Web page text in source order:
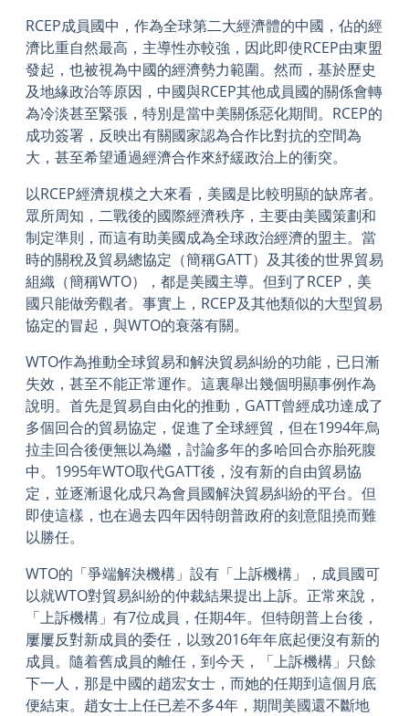
RCEP成員國中，作為全球第二大經濟體的中國，佔的經
濟比重自然最高，主導性亦較強，因此即使RCEP由東盟
發起，也被視為中國的經濟勢力範圍。然而，基於歷史
及地緣政治等原因，中國與RCEP其他成員國的關係會轉
為冷淡甚至緊張，特別是當中美關係惡化期間。RCEP的
成功簽署，反映出有關國家認為合作比對抗的空間為
大，甚至希望通過經濟合作來紓緩政治上的衝突。
以RCEP經濟規模之大來看，美國是比較明顯的缺席者。
眾所周知，二戰後的國際經濟秩序，主要由美國策劃和
制定準則，而這有助美國成為全球政治經濟的盟主。當
時的關稅及貿易總協定（簡稱GATT）及其後的世界貿易
組織（簡稱WTO），都是美國主導。但到了RCEP，美
國只能做旁觀者。事實上，RCEP及其他類似的大型貿易
協定的冒起，與WTO的衰落有關。
WTO作為推動全球貿易和解決貿易糾紛的功能，已日漸
失效，甚至不能正常運作。這裏舉出幾個明顯事例作為
說明。首先是貿易自由化的推動，GATT曾經成功達成了
多個回合的貿易協定，促進了全球經貿，但在1994年烏
拉圭回合後便無以為繼，討論多年的多哈回合亦胎死腹
中。1995年WTO取代GATT後，沒有新的自由貿易協
定，並逐漸退化成只為會員國解決貿易糾紛的平台。但
即使這樣，也在過去四年因特朗普政府的刻意阻撓而難
以勝任。
WTO的「爭端解決機構」設有「上訴機構」，成員國可
以就WTO對貿易糾紛的仲裁結果提出上訴。正常來說，
「上訴機構」有7位成員，任期4年。但特朗普上台後，
屢屢反對新成員的委任，以致2016年年底起便沒有新的
成員。隨着舊成員的離任，到今天，「上訴機構」只餘
下一人，那是中國的趙宏女士，而她的任期到這個月底
便結束。趙女士上任已差不多4年，期間美國還不斷地